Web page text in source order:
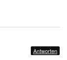
Antworten